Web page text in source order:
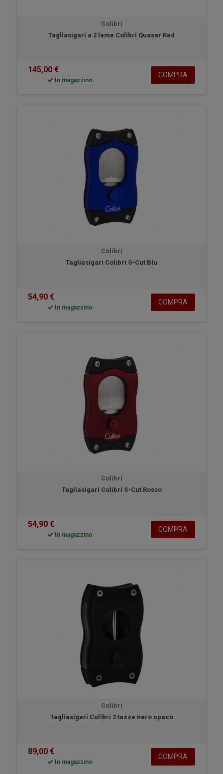
Colibri
Tagliasigari a 2 lame Colibri Quasar Red
145,00 €
In magazzino
COMPRA
Colibri
Tagliasigari Colibri S-Cut Blu
54,90 €
In magazzino
COMPRA
Colibri
Tagliasigari Colibri S-Cut Rosso
54,90 €
In magazzino
COMPRA
Colibri
Tagliasigari Colibri 2 tazze nero opaco
89,00 €
In magazzino
COMPRA